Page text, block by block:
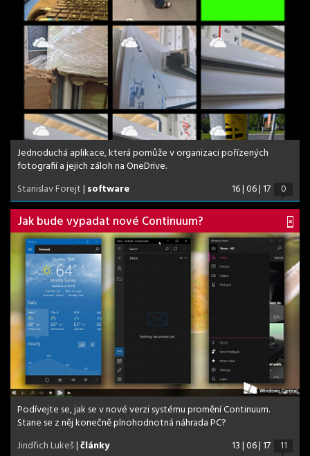
Jednoduchá aplikace, která pomůže v organizaci pořízených
fotografií a jejich záloh na OneDrive.
Stanislav Forejt| software 16 | 06 | 17 0
Jak bude vypadat nové Continuum?
Podívejte se, jak se v nové verzi systému promění Continuum.
Stane se z něj konečně plnohodnotná náhrada PC?
Jindřich Lukeš|články 13 | 06 | 17 11